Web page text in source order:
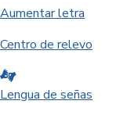
Aumentar letra
Centro de relevo
Lengua de señas